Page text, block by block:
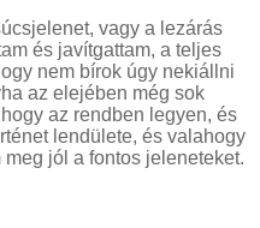
vagy a lezárás
és javítgattam, a teljes
nem bírok úgy nekiállni
az elejében még sok
az rendben legyen, és
lendülete, és valahogy
meg jól a fontos jeleneteket.